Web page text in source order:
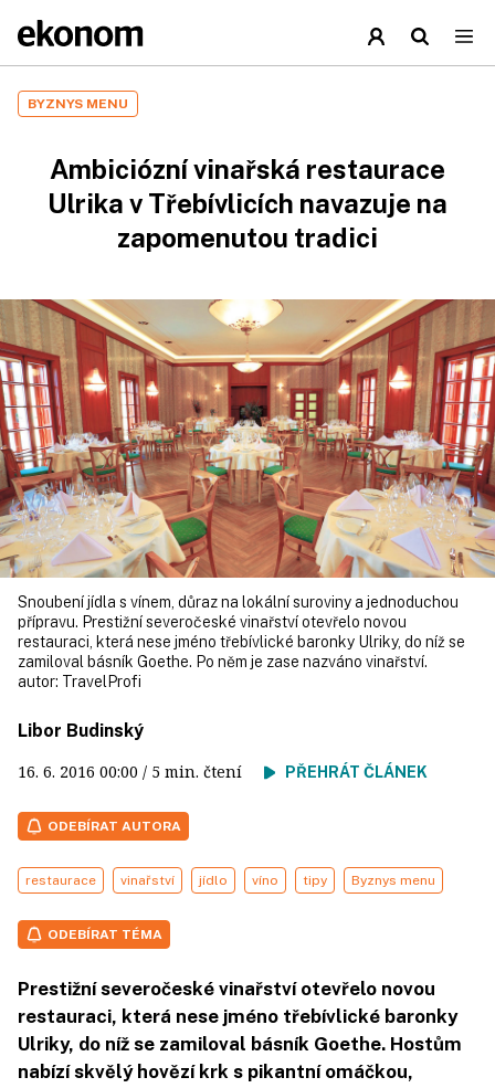
BYZNYS MENU
Ambiciózní vinařská restaurace
Ulrika v Třebívlicích navazuje na
zapomenutou tradici
Snoubení jídla s vínem, důraz na lokální suroviny a jednoduchou
přípravu. Prestižní severočeské vinařství otevřelo novou
restauraci, která nese jméno třebívlické baronky Ulriky, do níž se
zamiloval básník Goethe. Po něm je zase nazváno vinařství.
autor: TravelProfi
Libor Budinský
16. 6. 2016 00:00 / 5 min. čtení PŘEHRÁT ČLÁNEK
ODEBÍRAT AUTORA
restaurace vinařství jídlo víno tipy Byznys menu
ODEBÍRAT TÉMA
Prestižní severočeské vinařství otevřelo novou
restauraci, která nese jméno třebívlické baronky
Ulriky, do níž se zamiloval básník Goethe. Hostům
nabízí skvělý hovězí krk s pikantní omáčkou,